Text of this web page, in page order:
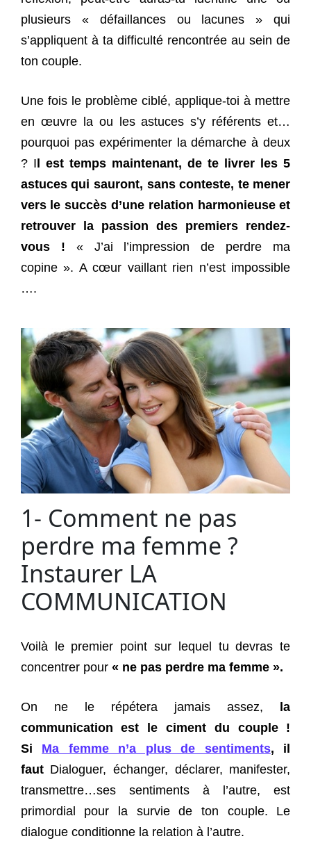
plusieurs « défaillances ou lacunes » qui
s’appliquent à ta difficulté rencontrée au sein de
ton couple.
Une fois le problème ciblé, applique-toi à mettre
en œuvre la ou les astuces s’y référents et…
pourquoi pas expérimenter la démarche à deux
? Il est temps maintenant, de te livrer les 5
astuces qui sauront, sans conteste, te mener
vers le succès d’une relation harmonieuse et
retrouver la passion des premiers rendez-
vous ! « J’ai l’impression de perdre ma
copine ». A cœur vaillant rien n’est impossible
….
1- Comment ne pas
perdre ma femme ?
Instaurer LA
COMMUNICATION
Voilà le premier point sur lequel tu devras te
concentrer pour « ne pas perdre ma femme ».
On ne le répétera jamais assez, la
communication est le ciment du couple !
Si Ma femme n’a plus de sentiments, il
fautDialoguer, échanger, déclarer, manifester,
transmettre…ses sentiments à l’autre, est
primordial pour la survie de ton couple. Le
dialogue conditionne la relation à l’autre.